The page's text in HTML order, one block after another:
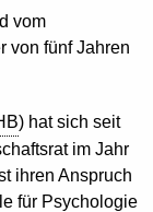
vom
von fünf Jahren
) hat sich seit
im Jahr
ihren Anspruch
für Psychologie